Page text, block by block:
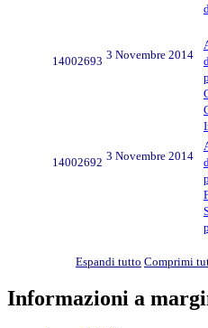
14002693 3 Novembre 2014
14002692 3 Novembre 2014
Espandi tutto Comprimi
Informazioni a